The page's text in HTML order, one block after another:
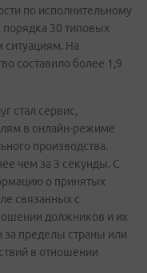
по исполнительному
порядка 30 типовых
На
составило более 1,9
стал сервис,
в онлайн-режиме
производства.
чем за 3 секунды. С
о принятых
связанных с
должников и их
пределы страны или
в отношении